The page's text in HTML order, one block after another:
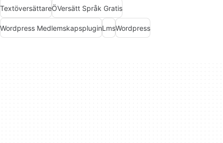
TextöversättareÖVersätt Språk Gratis
Wordpress MedlemskapspluginLmsWordpress